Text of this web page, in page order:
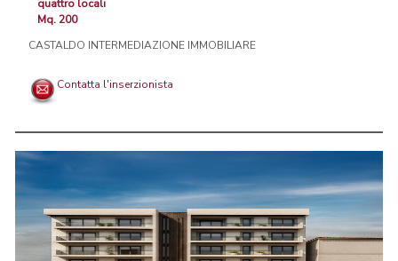
quattro locali
Mq. 200
CASTALDO INTERMEDIAZIONE IMMOBILIARE
Contatta l'inserzionista